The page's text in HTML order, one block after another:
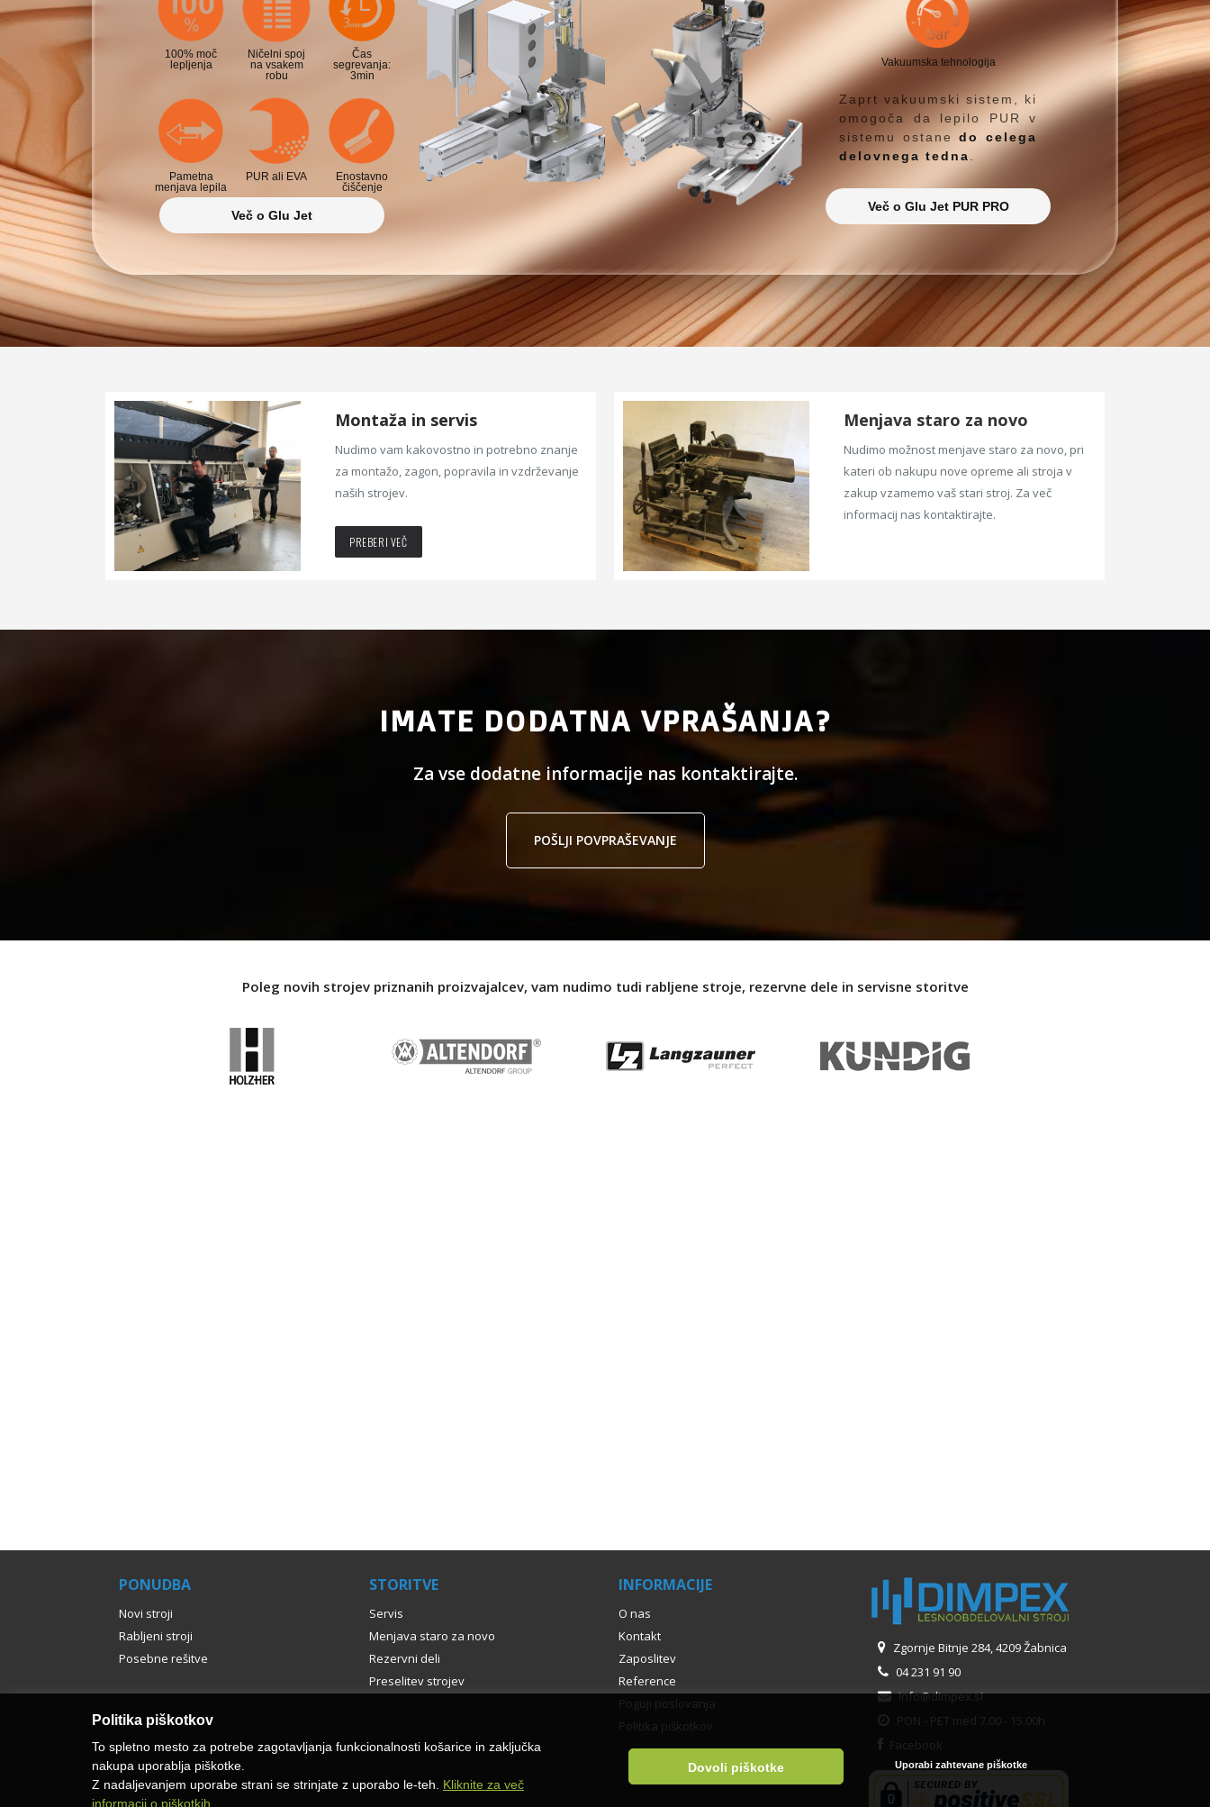
Politika piškotkov
To spletno mesto za potrebe zagotavljanja funkcionalnosti košarice in zaključka
nakupa uporablja piškotke.
Z nadaljevanjem uporabe strani se strinjate z uporabo le-teh. Kliknite za več
informacij o piškotkih.
Dovoli piškotke Uporabi zahtevane piškotke
100% moč
lepljenja
Ničelni spoj
na vsakem
robu
Čas
segrevanja:
3min
Pametna
menjava lepila
PUR ali EVA
Enostavno
čiščenje
Več o Glu Jet
Vakuumska tehnologija
Zaprt vakuumski sistem, ki
omogoča da lepilo PUR v
sistemu ostanedo celega
delovnega tedna.
Več o Glu Jet PUR PRO
Montaža in servis
Nudimo vam kakovostno in potrebno znanje
za montažo, zagon, popravila in vzdrževanje
naših strojev.
PREBERI VEČ
Menjava staro za novo
Nudimo možnost menjave staro za novo, pri
kateri ob nakupu nove opreme ali stroja v
zakup vzamemo vaš stari stroj. Za več
informacij nas kontaktirajte.
IMATE DODATNA VPRAŠANJA?
Za vse dodatne informacije nas kontaktirajte.
POŠLJI POVPRAŠEVANJE
Poleg novih strojev priznanih proizvajalcev, vam nudimo tudi rabljene stroje, rezervne dele in servisne storitve
PONUDBA
Novi stroji
Rabljeni stroji
Posebne rešitve
STORITVE
Servis
Menjava staro za novo
Rezervni deli
Preselitev strojev
INFORMACIJE
O nas
Kontakt
Zaposlitev
Reference
Pogoji poslovanja
Politika piškotkov
Zgornje Bitnje 284, 4209 Žabnica
04 231 91 90
info@dimpex.si
PON - PET med 7.00 - 15.00h
Facebook